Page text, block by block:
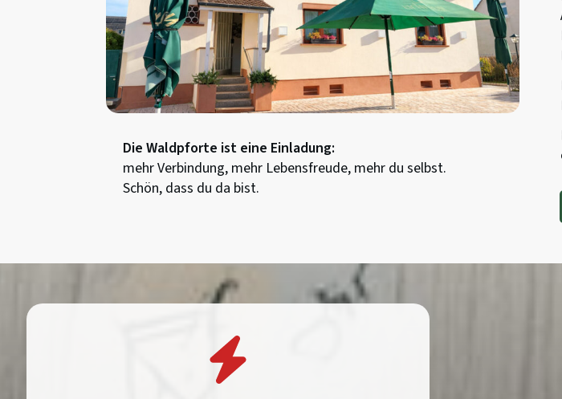
Die Waldpforte ist eine Einladung:
mehr Verbindung, mehr Lebensfreude, mehr du selbst.
Schön, dass du da bist.